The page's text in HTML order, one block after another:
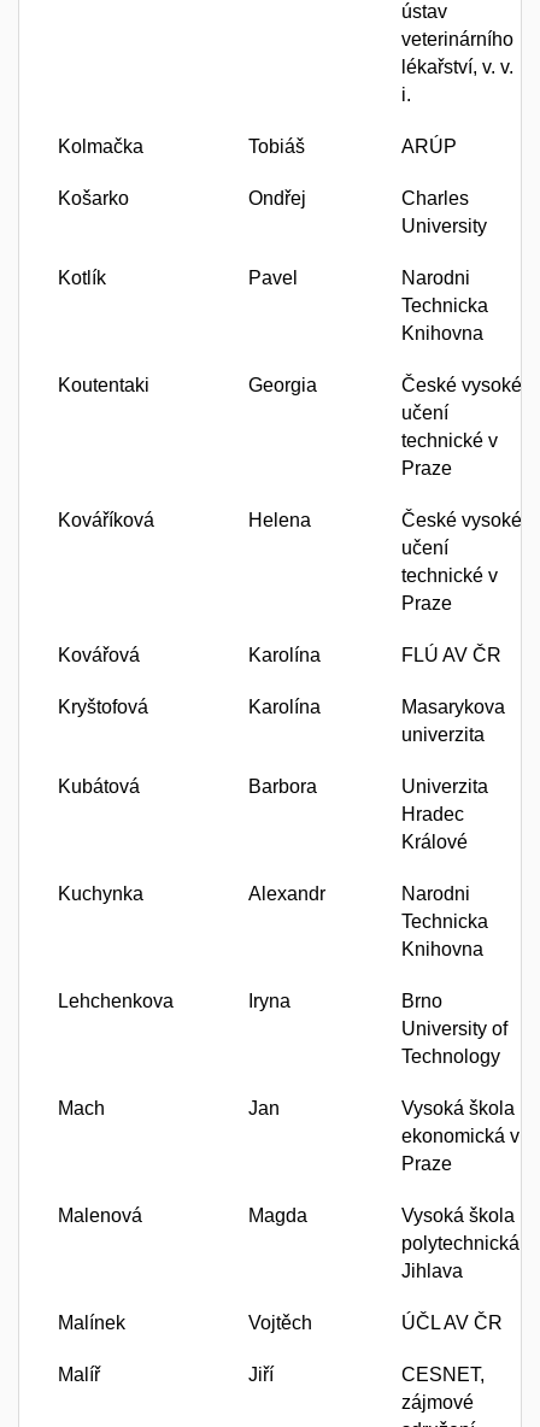
ústav
veterinárního
lékařství, v. v.
i.
Kolmačka Tobiáš ARÚP
Košarko Ondřej
Charles
University
Kotlík Pavel
Narodni
Technicka
Knihovna
Koutentaki Georgia
České vysoké
učení
technické v
Praze
Kováříková Helena
České vysoké
učení
technické v
Praze
Kovářová Karolína FLÚ AV ČR
Kryštofová Karolína
Masarykova
univerzita
Kubátová Barbora
Univerzita
Hradec
Králové
Kuchynka Alexandr
Narodni
Technicka
Knihovna
Lehchenkova Iryna
Brno
University of
Technology
Mach Jan
Vysoká škola
ekonomická v
Praze
Malenová Magda
Vysoká škola
polytechnická
Jihlava
Malínek Vojtěch ÚČL AV ČR
Malíř Jiří
CESNET,
zájmové